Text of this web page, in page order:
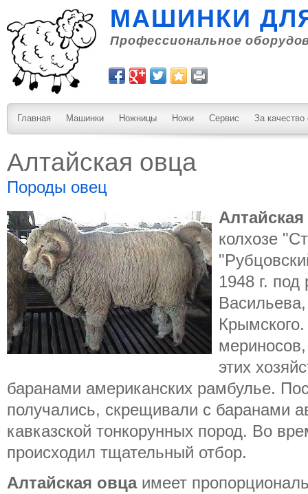
МАШИНКИ
Профессиональное
Главная Машинки Ножницы Ножи Сервис За качество
Алтайская овца
Породы овец
колхозе
1948 г.
этих
баранами американских рамбулье.
получались, скрещивали с баранами
кавказской тонкорунных пород. Во
происходил тщательный отбор.
Алтайская овцаимеет